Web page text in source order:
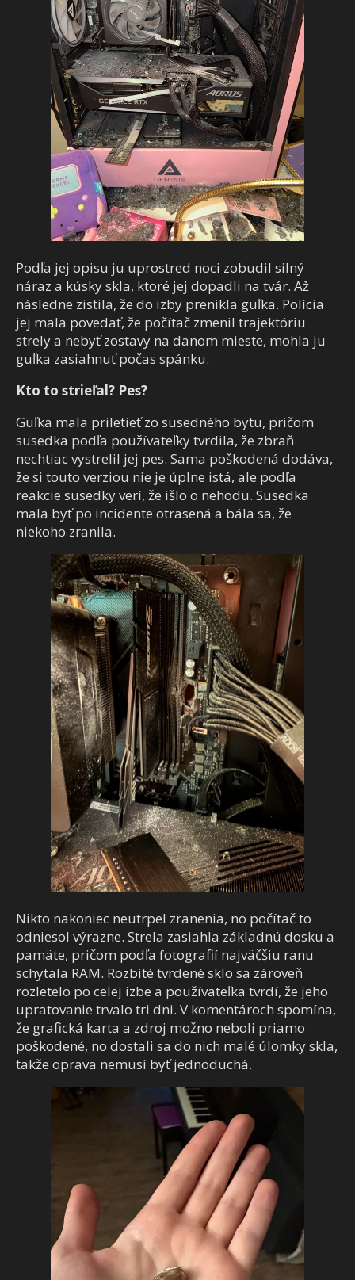
Podľa jej opisu ju uprostred noci zobudil silný
náraz a kúsky skla, ktoré jej dopadli na tvár. Až
následne zistila, že do izby prenikla guľka. Polícia
jej mala povedať, že počítač zmenil trajektóriu
strely a nebyť zostavy na danom mieste, mohla ju
guľka zasiahnuť počas spánku.
Kto to strieľal? Pes?
Guľka mala priletieť zo susedného bytu, pričom
susedka podľa používateľky tvrdila, že zbraň
nechtiac vystrelil jej pes. Sama poškodená dodáva,
že si touto verziou nie je úplne istá, ale podľa
reakcie susedky verí, že išlo o nehodu. Susedka
mala byť po incidente otrasená a bála sa, že
niekoho zranila.
Nikto nakoniec neutrpel zranenia, no počítač to
odniesol výrazne. Strela zasiahla základnú dosku a
pamäte, pričom podľa fotografií najväčšiu ranu
schytala RAM. Rozbité tvrdené sklo sa zároveň
rozletelo po celej izbe a používateľka tvrdí, že jeho
upratovanie trvalo tri dni. V komentároch spomína,
že grafická karta a zdroj možno neboli priamo
poškodené, no dostali sa do nich malé úlomky skla,
takže oprava nemusí byť jednoduchá.